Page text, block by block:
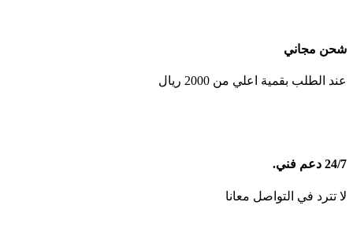
شحن مجاني
عند الطلب بقمية اعلي من 2000 ريال
24/7 دعم فني.
لا تترد في التواصل معانا